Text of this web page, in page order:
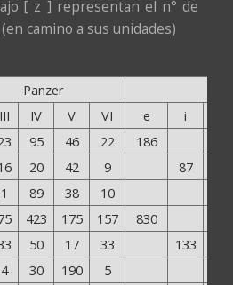
[ z ] representan el n° de
camino a sus unidades)
Panzer
III IV V VI e i
95 46 22
186
20 42 9
87
1 89 38 10
423 175 157
830
50 17 33
133
4 30 190 5